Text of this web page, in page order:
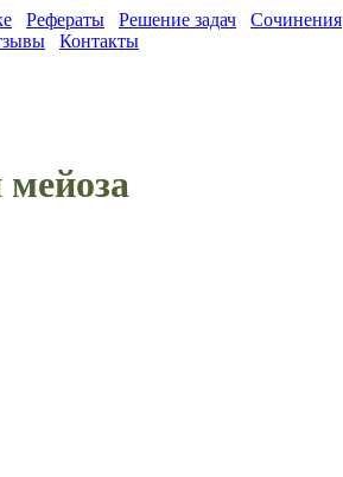
Рефераты Решение задач Сочинения
Контакты